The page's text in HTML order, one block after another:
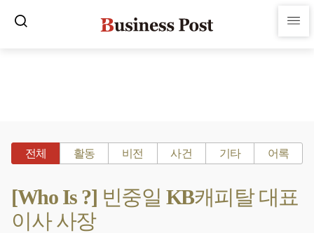
전체 활동 비전 사건 기타 어록
[Who Is ?] 빈중일 KB캐피탈 대표
이사 사장